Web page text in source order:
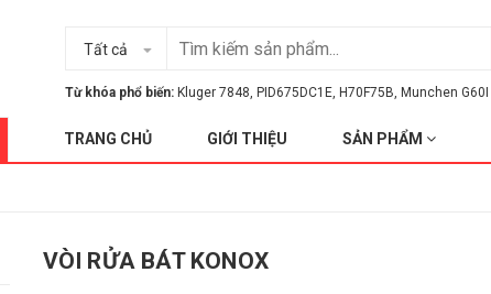
Tất cả
Từ khóa phổ biến: Kluger 7848, PID675DC1E, H70F75B, Munchen G60I
TRANG CHỦ GIỚI THIỆU SẢN PHẨM
VÒI RỬA BÁT KONOX